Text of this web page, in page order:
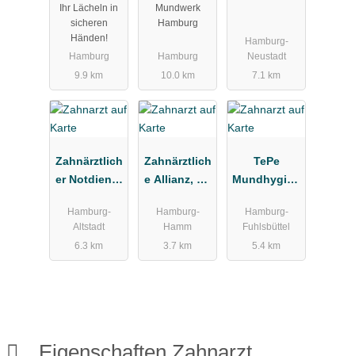
äde
Ihr Lächeln in
sicheren
Händen!
Hamburg
9.9 km
Mundwerk
Hamburg
Hamburg
10.0 km
Hamburg-
Neustadt
7.1 km
Zahnärztlich
er Notdienst
ärztliche
Vereinigung
Hamburg
Hamburg-
Altstadt
6.3 km
Zahnärztlich
e Allianz, Dr.
Partner
Hamburg-
Hamm
3.7 km
TePe
Mundhygien
Vertriebs-
GmbH
Zahnärztebe
Hamburg-
Fuhlsbüttel
5.4 km